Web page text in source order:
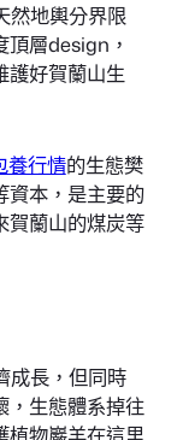
然地輿分界限
頂層design，
護好賀蘭山生
養行情的生態樊
資本，是主要的
賀蘭山的煤炭等
成長，但同時
，生態體系掉往